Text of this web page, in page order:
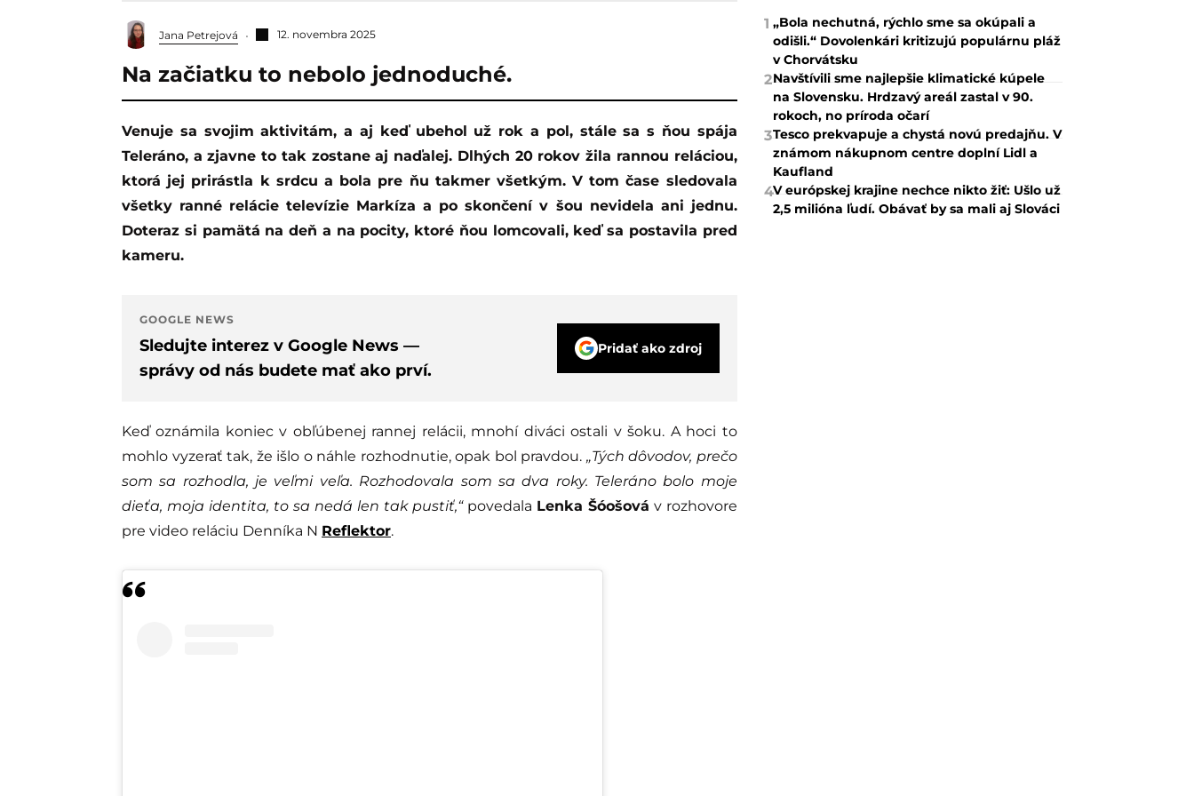
Jana Petrejová 12. novembra 2025
Na začiatku to nebolo jednoduché.
Venuje sa svojim aktivitám, a aj keď ubehol už rok a pol, stále sa s ňou spája
Teleráno, a zjavne to tak zostane aj naďalej. Dlhých 20 rokov žila rannou reláciou,
ktorá jej prirástla k srdcu a bola pre ňu takmer všetkým. V tom čase sledovala
všetky ranné relácie televízie Markíza a po skončení v šou nevidela ani jednu.
Doteraz si pamätá na deň a na pocity, ktoré ňou lomcovali, keď sa postavila pred
kameru.
GOOGLE NEWS
Sledujte interez v Google News —
správy od nás budete mať ako prví.
Pridať ako zdroj
Keď oznámila koniec v obľúbenej rannej relácii, mnohí diváci ostali v šoku. A hoci to
mohlo vyzerať tak, že išlo o náhle rozhodnutie, opak bol pravdou. „Tých dôvodov, prečo
som sa rozhodla, je veľmi veľa. Rozhodovala som sa dva roky. Teleráno bolo moje
dieťa, moja identita, to sa nedá len tak pustiť,“povedala Lenka Šóošová v rozhovore
pre video reláciu Denníka N Reflektor.
1 „Bola nechutná, rýchlo sme sa okúpali a
odišli.“ Dovolenkári kritizujú populárnu pláž
v Chorvátsku
2Navštívili sme najlepšie klimatické kúpele
na Slovensku. Hrdzavý areál zastal v 90.
rokoch, no príroda očarí
3Tesco prekvapuje a chystá novú predajňu. V
známom nákupnom centre doplní Lidl a
Kaufland
4V európskej krajine nechce nikto žiť: Ušlo už
2,5 milióna ľudí. Obávať by sa mali aj Slováci